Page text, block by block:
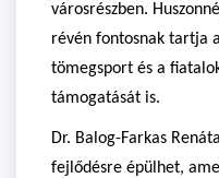
városrészben.
révén fontosnak tartja
tömegsport és a
támogatását is.
Dr. Balog-Farkas
fejlődésre épülhet,